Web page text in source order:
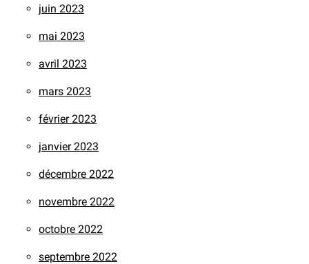
juin 2023
mai 2023
avril 2023
mars 2023
février 2023
janvier 2023
décembre 2022
novembre 2022
octobre 2022
septembre 2022